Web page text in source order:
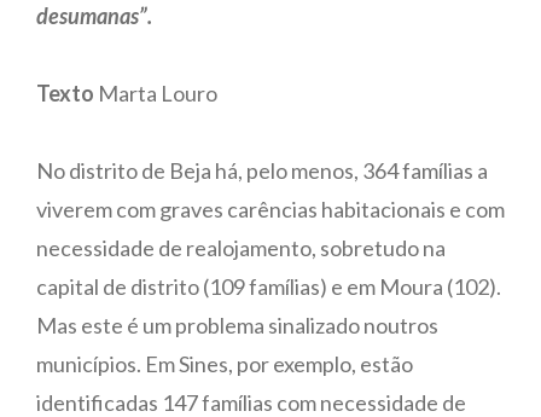
desumanas”.
Texto Marta Louro
No distrito de Beja há, pelo menos, 364 famílias a
viverem com graves carências habitacionais e com
necessidade de realojamento, sobretudo na
capital de distrito (109 famílias) e em Moura (102).
Mas este é um problema sinalizado noutros
municípios. Em Sines, por exemplo, estão
identificadas 147 famílias com necessidade de